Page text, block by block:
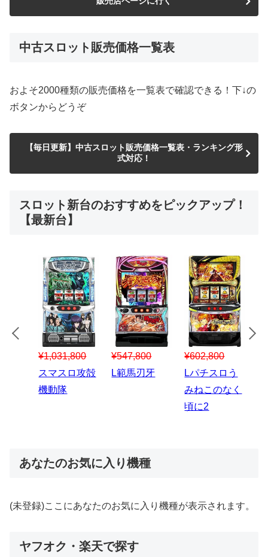
中古スロット販売価格一覧表
およそ2000種類の販売価格を一覧表で確認できる！下↓の
ボタンからどうぞ
【毎日更新】中古スロット販売価格一覧表・ランキング形
式対応！
スロット新台のおすすめをピックアップ！
【最新台】
¥547,800
スマスロハナ
ビ
¥150,000
スマスロ秘宝
¥1,867,800
Lパチスロ 炎
炎ノ消防隊2
あなたのお気に入り機種
(未登録)ここにあなたのお気に入り機種が表示されます。
ヤフオク・楽天で探す